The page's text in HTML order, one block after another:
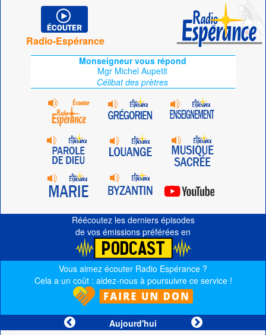
Radio-Espérance
Monseigneur vous répond
Mgr Michel Aupetit
Célibat des prètres
Réécoutez les derniers épisodes
de vos émissions préférées en
Vous aimez écouter Radio Espérance ?
Cela a un coût : aidez-nous à poursuivre ce service !
Aujourd'hui